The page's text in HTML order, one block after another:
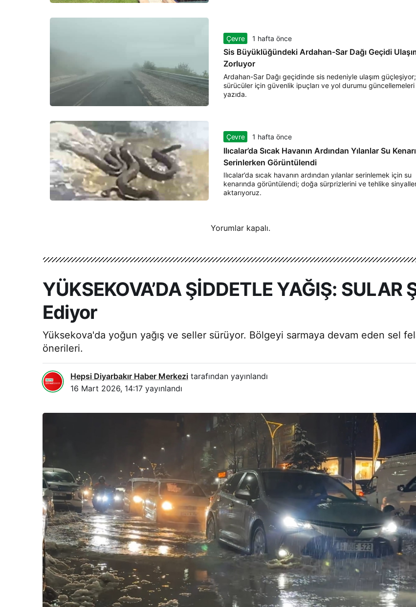
Çevre 1 hafta önce
Sis Büyüklüğündeki Ardahan-Sar Dağı Geçidi
Zorluyor
Ardahan-Sar Dağı geçidinde sis nedeniyle ulaşım güçleşiyor;
sürücüler için güvenlik ipuçları ve yol durumu güncellemeleri
yazıda.
Çevre 1 hafta önce
Ilıcalar’da Sıcak Havanın Ardından Yılanlar Su
Serinlerken Görüntülendi
Ilıcalar’da sıcak havanın ardından yılanlar serinlemek için su
kenarında görüntülendi; doğa sürprizlerini ve tehlike
aktarıyoruz.
Yorumlar kapalı.
YÜKSEKOVA’DA ŞİDDETLE YAĞIŞ:
Ediyor
Yüksekova'da yoğun yağış ve seller sürüyor. Bölgeyi sarmaya devam eden sel
önerileri.
Hepsi Diyarbakır Haber Merkezi tarafından yayınlandı
16 Mart 2026, 14:17 yayınlandı